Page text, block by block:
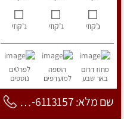
ג’קוזי ג’קוזי ג’קוזי
מחוז דרום
באר שבע
הוספה
למועדפים
לפרטים
נוספים
שם מלא: 053-6113157